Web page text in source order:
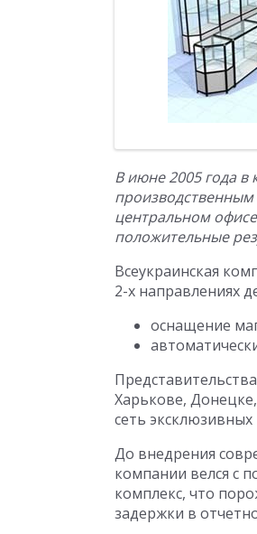
В июне 2005 года в
центральном
положительные
Всеукраинская
2-х направлениях
оснащение
Харькове,
сеть
До внедрения
компании велся с
комплекс, что
задержки в